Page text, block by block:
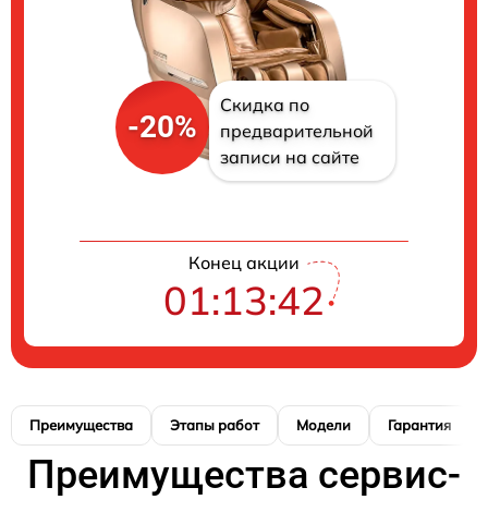
-20%
Скидка по
предварительной
записи на сайте
Конец акции
01:13:41
Преимущества Этапы работ Модели Гарантия
Преимущества сервис-